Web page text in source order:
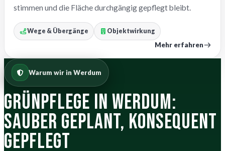
stimmen und die Fläche durchgängig gepflegt bleibt.
Wege & Übergänge Objektwirkung
Mehr erfahren
Warum wir in Werdum
Grünpflege in Werdum:
sauber geplant, konsequent
gepflegt